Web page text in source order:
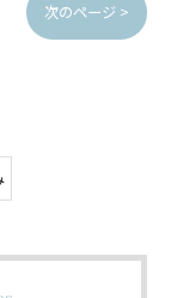
次のページ >